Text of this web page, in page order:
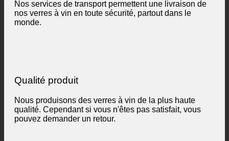
Nos services de transport permettent une livraison de
nos verres à vin en toute sécurité, partout dans le
monde.
Qualité produit
Nous produisons des verres à vin de la plus haute
qualité. Cependant si vous n'êtes pas satisfait, vous
pouvez demander un retour.